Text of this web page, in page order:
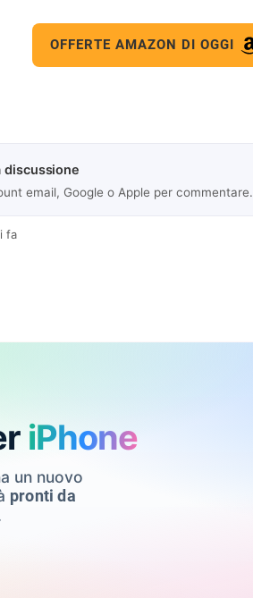
OFFERTE AMAZON DI OGGI
discussione
email, Google o Apple per commentare.
fa
iPhone
un nuovo
pronti da